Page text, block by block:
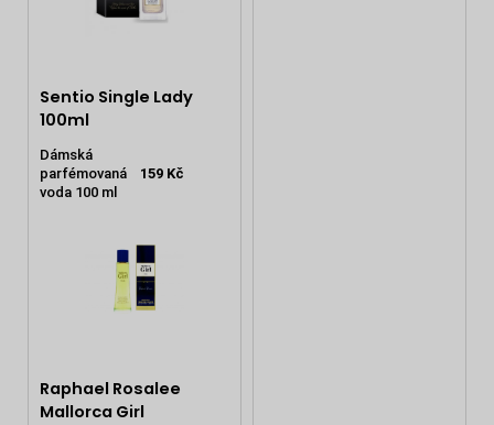
Sentio Single Lady
100ml
Dámská
parfémovaná
voda 100 ml
159 Kč
Raphael Rosalee
Mallorca Girl